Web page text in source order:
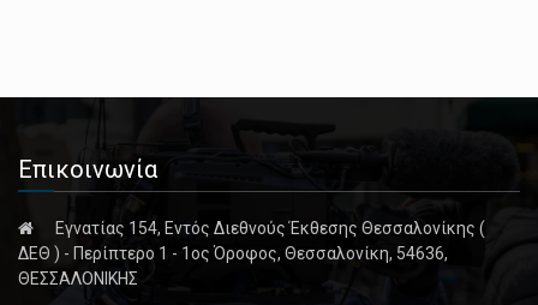
Επικοινωνία
Εγνατίας 154, Εντός Διεθνούς Έκθεσης Θεσσαλονίκης (
ΔΕΘ ) - Περίπτερο 1 - 1ος Όροφος, Θεσσαλονίκη, 54636,
ΘΕΣΣΑΛΟΝΙΚΗΣ